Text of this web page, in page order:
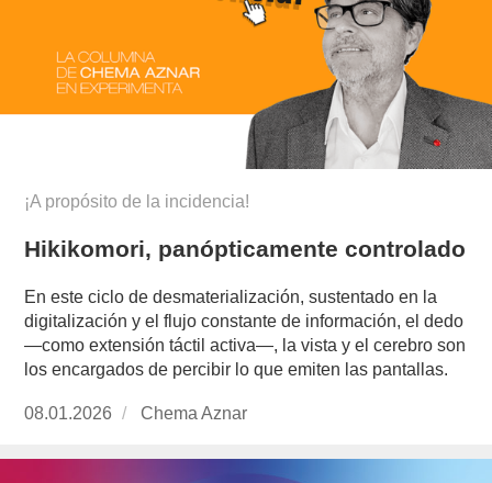
¡A propósito de la incidencia!
Hikikomori, panópticamente controlado
En este ciclo de desmaterialización, sustentado en la
digitalización y el flujo constante de información, el dedo
—como extensión táctil activa—, la vista y el cerebro son
los encargados de percibir lo que emiten las pantallas.
Publicado
08.01.2026
https://www.experimenta.es/author/chema-
Chema Aznar